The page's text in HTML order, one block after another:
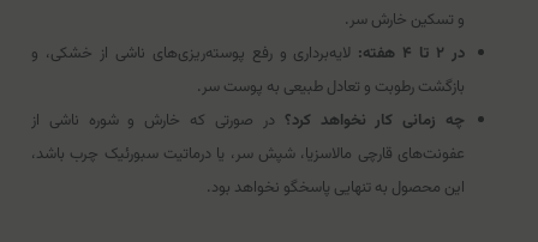
و تسکین خارش سر.
در ۲ تا ۴ هفته:
لایه‌برداری و رفع پوسته‌ریزی‌های ناشی از خشکی، و
بازگشت رطوبت و تعادل طبیعی به پوست سر.
چه زمانی کار نخواهد کرد؟ در صورتی که خارش و شوره ناشی از
عفونت‌های قارچی مالاسزیا، شپش سر، یا درماتیت سبورئیک چرب باشد،
این محصول به تنهایی پاسخگو نخواهد بود.